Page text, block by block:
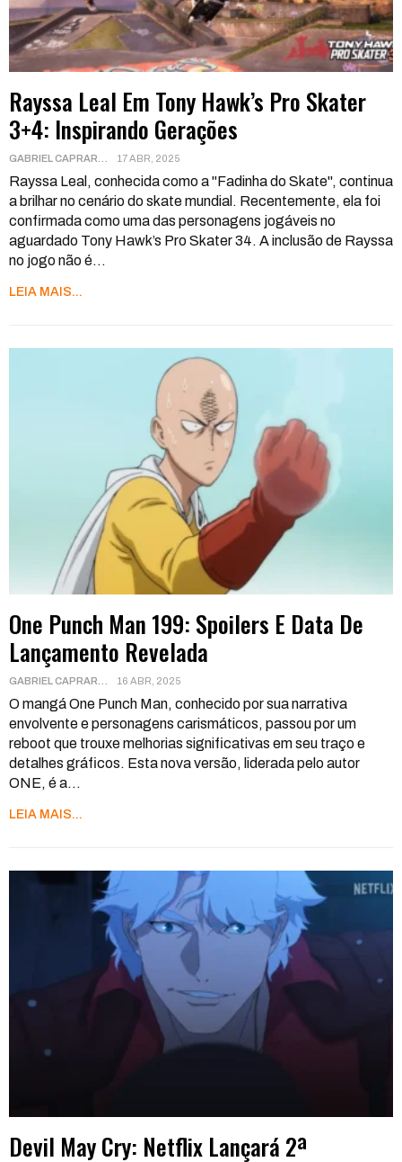
Rayssa Leal Em Tony Hawk’s Pro Skater
3+4: Inspirando Gerações
GABRIEL CAPRARA 17 ABR, 2025
Rayssa Leal, conhecida como a "Fadinha do Skate", continua
a brilhar no cenário do skate mundial. Recentemente, ela foi
confirmada como uma das personagens jogáveis no
aguardado Tony Hawk’s Pro Skater 34. A inclusão de Rayssa
no jogo não é…
LEIA MAIS...
One Punch Man 199: Spoilers E Data De
Lançamento Revelada
16 ABR, 2025
O mangá One Punch Man, conhecido por sua narrativa
envolvente e personagens carismáticos, passou por um
reboot que trouxe melhorias significativas em seu traço e
detalhes gráficos. Esta nova versão, liderada pelo autor
ONE, é a…
LEIA MAIS...
Devil May Cry: Netflix Lançará 2ª